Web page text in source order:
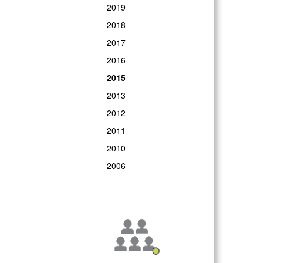
2019
2018
2017
2016
2015
2013
2012
2011
2010
2006